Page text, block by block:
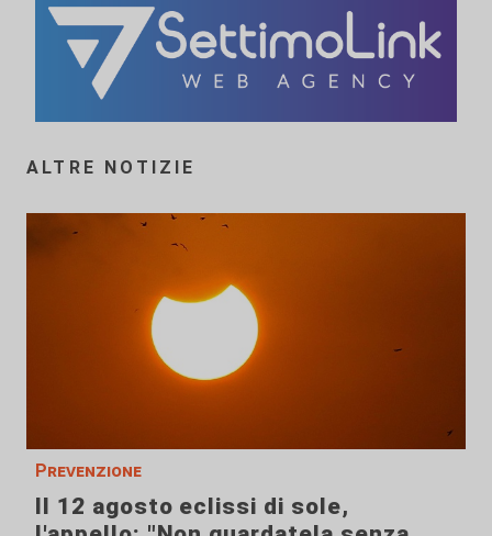
ALTRE NOTIZIE
Prevenzione
Il 12 agosto eclissi di sole,